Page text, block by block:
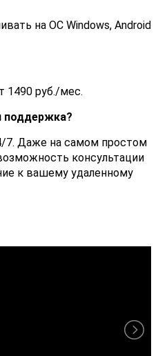
на ОС Windows, Android
1490 руб./мес.
поддержка?
7. Даже на самом простом
консультации
к вашему удаленному